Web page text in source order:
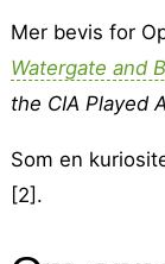
Mer bevis for
Watergate and
the CIA Played
Som en
[2].